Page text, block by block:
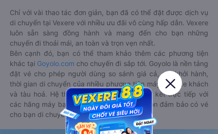
Chỉ với vài thao tác đơn giản, bạn đã có thể đặt được dịch vụ
di chuyển tại Vexere với nhiều ưu đãi vô cùng hấp dẫn. Vexere
luôn sẵn sàng đồng hành và mang đến cho bạn những
chuyến đi thoải mái, an toàn và trọn vẹn nhất.
Bên cạnh đó, bạn có thể tham khảo thêm các phương tiện
khác tại Goyolo.com cho chuyến đi sắp tới. Goyolo là nền tảng
đặt vé cho phép người dùng so sánh giá cả, giờ khởi hành,
thời gian di chuyển của nhiều phương tiện máy bay, xe khách
và tàu hoả. Hệ thống của Goyolo được liên kết trực tiếp với
các hãng máy bay, xe khách và tàu hoả, luôn đảm bảo có vé
cho bạn di chuyển.